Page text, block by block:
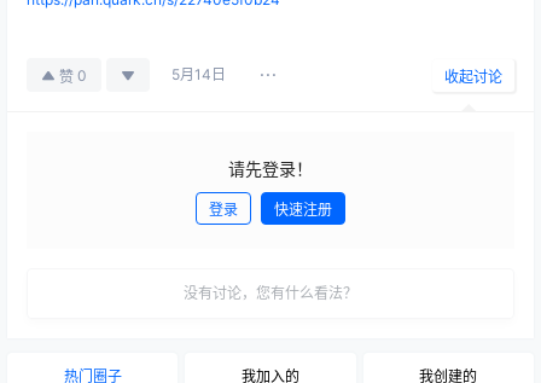
赞 0 5月14日 收起讨论
请先登录！
登录 快速注册
没有讨论，您有什么看法？
热门圈子 我加入的 我创建的